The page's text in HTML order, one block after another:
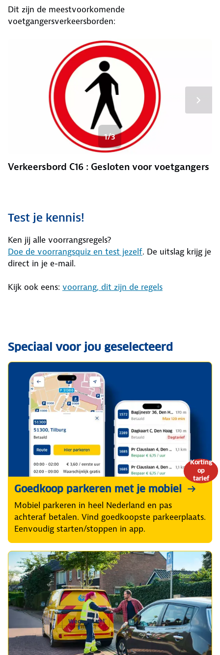
Dit zijn de meestvoorkomende
voetgangersverkeersborden:
Verkeersbord C16 : Gesloten voor voetgangers
1/3
Test je kennis!
Ken jij alle voorrangsregels?
Doe de voorrangsquiz en test jezelf. De uitslag krijg je
direct in je e-mail.
Kijk ook eens: voorrang, dit zijn de regels
Speciaal voor jou geselecteerd
Korting
op
tarief
Goedkoop parkeren met je mobiel
Mobiel parkeren in heel Nederland en pas
achteraf betalen. Vind goedkoopste parkeerplaats.
Eenvoudig starten/stoppen in app.